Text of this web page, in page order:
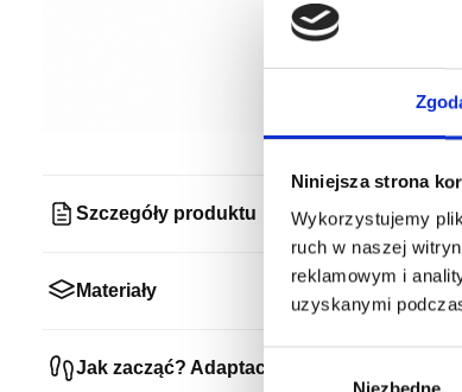
Niniejsza strona
Wykorzystujemy
ruch w naszej
reklamowym i
uzyskanymi
Wybór
Szczegóły produktu
Materiały
Jak zacząć? Adaptacja